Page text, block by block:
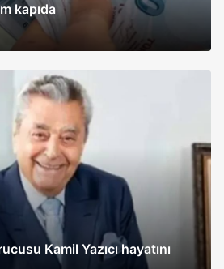
kapıda
Kamil Yazıcı hayatını